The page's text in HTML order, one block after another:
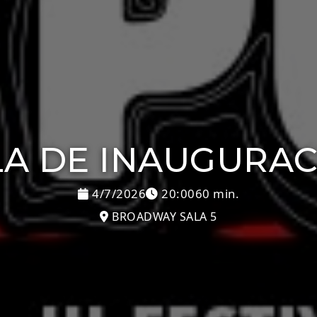
DE
4/7/2026 20:0060 min.
BROADWAY SALA 5